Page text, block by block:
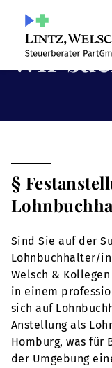
Wir
§
Sind Sie auf der
Lohnbuchhalter/
Welsch &
in einem
sich auf
Anstellung als
Homburg, was für
der Umgebung